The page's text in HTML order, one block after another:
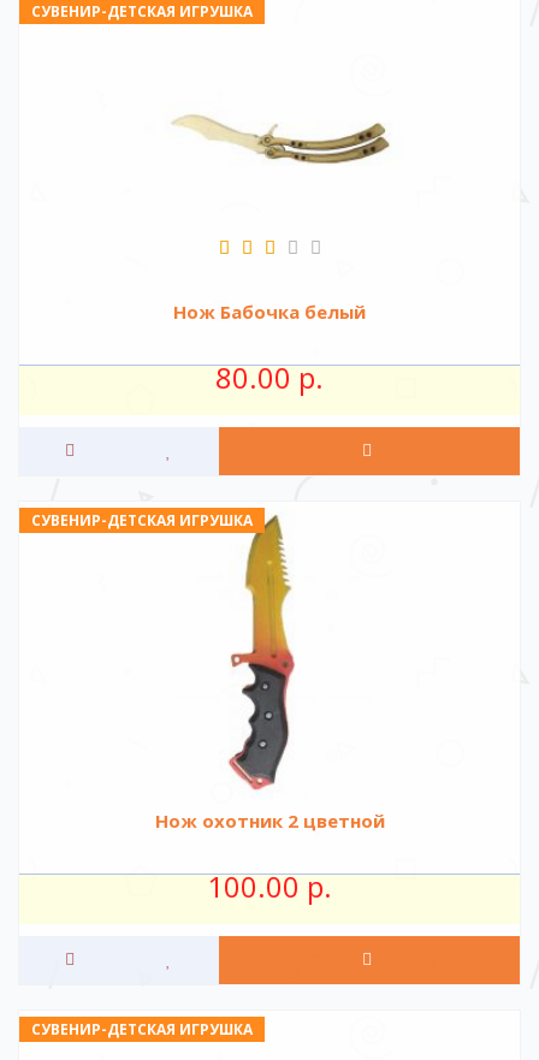
СУВЕНИР-ДЕТСКАЯ ИГРУШКА
Нож Бабочка белый
80.00 р.
СУВЕНИР-ДЕТСКАЯ ИГРУШКА
Нож охотник 2 цветной
100.00 р.
СУВЕНИР-ДЕТСКАЯ ИГРУШКА